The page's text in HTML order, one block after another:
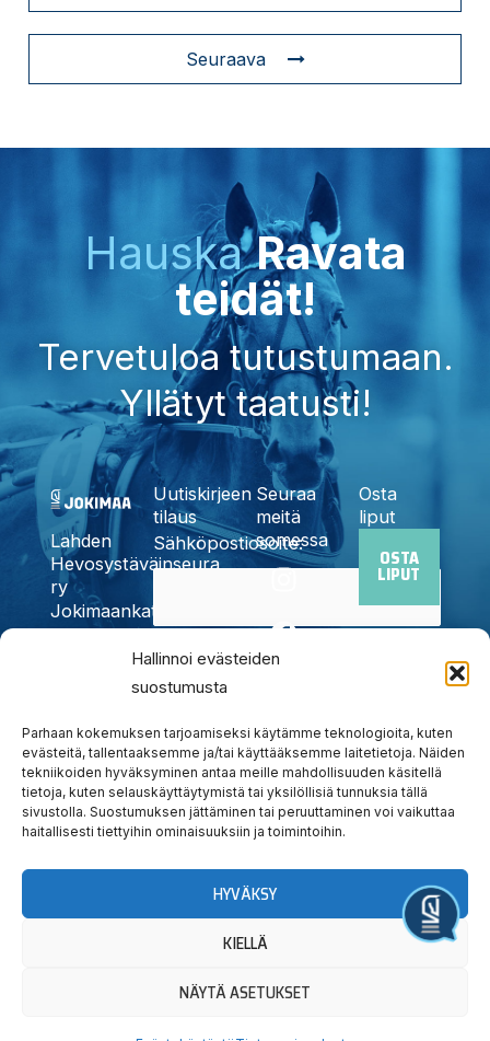
Hallinnoi evästeiden
suostumusta
Parhaan kokemuksen tarjoamiseksi käytämme teknologioita, kuten
evästeitä, tallentaaksemme ja/tai käyttääksemme laitetietoja. Näiden
tekniikoiden hyväksyminen antaa meille mahdollisuuden käsitellä
tietoja, kuten selauskäyttäytymistä tai yksilöllisiä tunnuksia tällä
sivustolla. Suostumuksen jättäminen tai peruuttaminen voi vaikuttaa
haitallisesti tiettyihin ominaisuuksiin ja toimintoihin.
HYVÄKSY
KIELLÄ
NÄYTÄ ASETUKSET
Seuraava
HauskaRavata
teidät!
Tervetuloa tutustumaan.
Yllätyt taatusti!
Lahden
Hevosystäväinseura
ry
Jokimaankatu
6, 15700
6440
info@jokimaanravit.fi
Toimisto
avoinna
arkisin
Uutiskirjeen
tilaus
Sähköpostiosoite:
Kyllä,
tilaan
Seuraa
meitä
somessa
I
s
r
a
m
F
c
o
k
X
t
t
e
r
Y
u
e
T
k
Osta
liput
OSTA
LIPUT
Järjestä tapahtuma